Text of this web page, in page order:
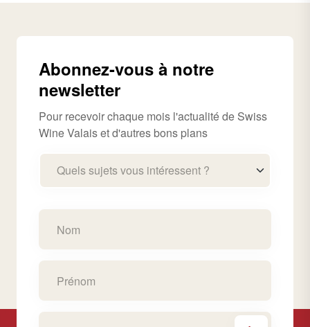
Abonnez-vous à notre
newsletter
Pour recevoir chaque mois l'actualité de Swiss
Wine Valais et d'autres bons plans
Quels sujets vous intéressent ?